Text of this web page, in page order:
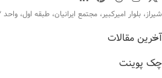
شیراز، بلوار امیرکبیر، مجتمع ایرانیان، طبقه اول، واحد F32
آخرین مقالات
چک پوینت